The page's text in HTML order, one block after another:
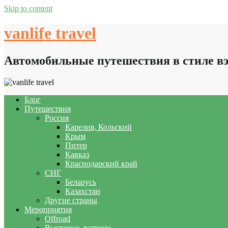
Skip to content
vanlife travel
Автомобильные путешествия в стиле
Блог
Путешествия
Россия
Карелия, Кольский
Крым
Питер
Кавказ
Краснодарский край
СНГ
Беларусь
Казахстан
Другие страны
Мероприятия
Offroad